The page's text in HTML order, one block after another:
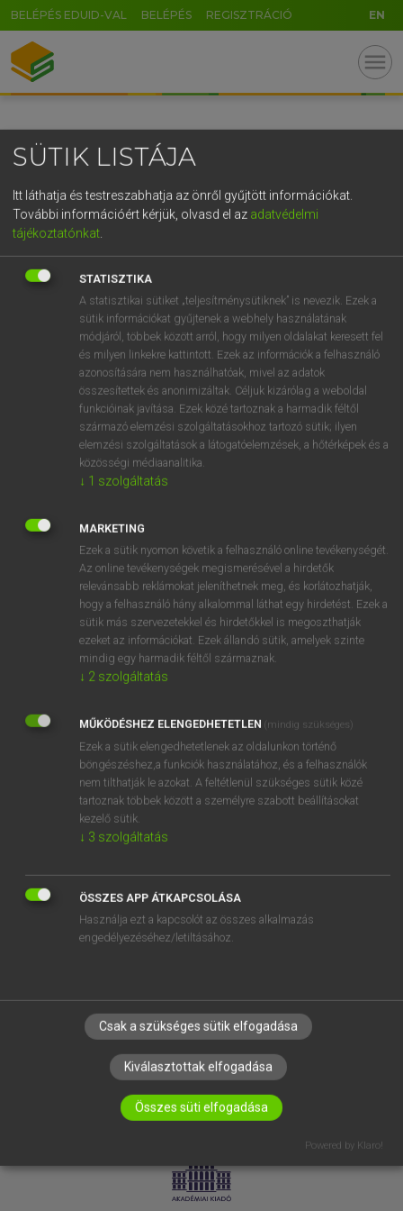
BELÉPÉS EDUID-VAL BELÉPÉS REGISZTRÁCIÓ EN
menu
OOOOPS!
SZOTAR.NET APPLIKÁCIÓ
MICROSOFT OFFICE BŐVÍTMÉNY
BEÉPÜLŐ SZÓTÁRMODUL
ONLINE NYELVVIZSGA
EGYÉNI FELHASZNÁLÓKNAK
TANULÓKNAK
OKTATÁSI INTÉZMÉNYEKNEK
VÁLLALATI MEGOLDÁSOK
RÓLUNK
ELÉRHETŐSÉG
SÜTI BEÁLLÍTÁSOK
LICENCSZERZŐDÉS ADATVÉDELEM
SÜTIK LISTÁJA
Itt láthatja és testreszabhatja az önről gyűjtött információkat.
További információért kérjük, olvasd el az adatvédelmi
tájékoztatónkat
STATISZTIKA
A statisztikai sütiket „teljesítménysütiknek” is nevezik. Ezek a
sütik információkat gyűjtenek a webhely használatának
módjáról, többek között arról, hogy milyen oldalakat keresett fel
és milyen linkekre kattintott. Ezek az információk a felhasználó
azonosítására nem használhatóak, mivel az adatok
összesítettek és anonimizáltak. Céljuk kizárólag a weboldal
funkcióinak javítása. Ezek közé tartoznak a harmadik féltől
származó elemzési szolgáltatásokhoz tartozó sütik; ilyen
elemzési szolgáltatások a látogatóelemzések, a hőtérképek és a
közösségi médiaanalitika.
↓ 1 szolgáltatás
MARKETING
Ezek a sütik nyomon követik a felhasználó online tevékenységét.
Az online tevékenységek megismerésével a hirdetők
relevánsabb reklámokat jeleníthetnek meg, és korlátozhatják,
hogy a felhasználó hány alkalommal láthat egy hirdetést. Ezek a
sütik más szervezetekkel és hirdetőkkel is megoszthatják
ezeket az információkat. Ezek állandó sütik, amelyek szinte
mindig egy harmadik féltől származnak.
↓ 2 szolgáltatás
MŰKÖDÉSHEZ ELENGEDHETETLEN (mindig szükséges)
Ezek a sütik elengedhetetlenek az oldalunkon történő
böngészéshez,a funkciók használatához, és a felhasználók
nem tilthatják le azokat. A feltétlenül szükséges sütik közé
tartoznak többek között a személyre szabott beállításokat
kezelő sütik.
↓ 3 szolgáltatás
ÖSSZES APP ÁTKAPCSOLÁSA
Használja ezt a kapcsolót az összes alkalmazás
engedélyezéséhez/letiltásához.
Csak a szükséges sütik elfogadása
Kiválasztottak elfogadása
Összes süti elfogadása
Powered by Klaro!
GR
5
g h k l
v b n m , . - AltGr